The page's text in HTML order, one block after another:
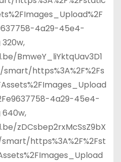
4a29-45e4-
BmweY_liYktqUav3D1
https%3A%2F%2Fs
4a29-45e4-
640w,
zDCsbep2rxMcSsZ9bX
https%3A%2F%2Fst